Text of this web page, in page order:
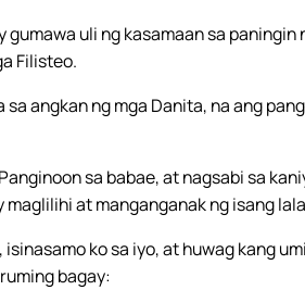
gumawa uli ng kasamaan sa
Filisteo.
angkan ng mga Danita, na ang
sa babae, at nagsabi sa
maglilihi at manganganak ng isang
isinasamo ko sa iyo, at huwag kang
bagay: